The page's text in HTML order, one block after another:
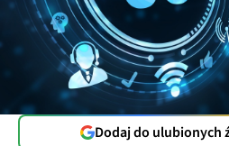
Dodaj do ulubionych